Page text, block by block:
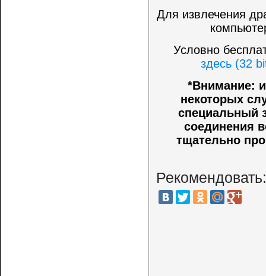
Для извлечения
Условно
здесь (32
*Внимание:
некоторых
специальный
соединения
тщательно